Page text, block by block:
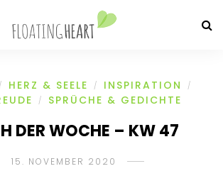
/ HERZ & SEELE / INSPIRATION /
/ SPRÜCHE & GEDICHTE
DER WOCHE – KW 47
15. NOVEMBER 2020